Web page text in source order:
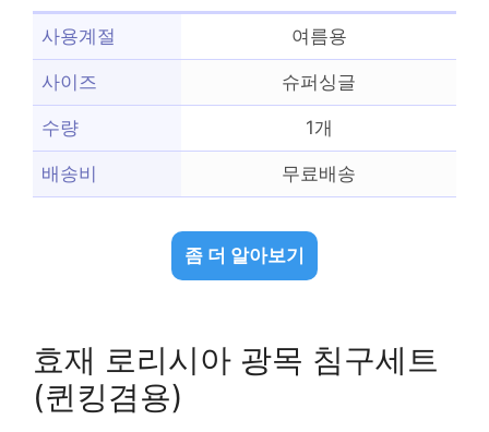
사용계절 여름용
사이즈 슈퍼싱글
수량 1개
배송비 무료배송
좀 더 알아보기
효재 로리시아 광목 침구세트
(퀸킹겸용)